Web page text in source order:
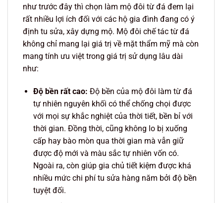
như trước đây thì chọn làm mộ đôi từ đá đem lại
rất nhiều lợi ích đối với các hộ gia đình đang có ý
định tu sửa, xây dựng mộ. Mộ đôi chế tác từ đá
không chỉ mang lại giá trị về mặt thẩm mỹ mà còn
mang tính ưu việt trong giá trị sử dụng lâu dài
như:
Độ bền rất cao: Độ bền của mộ đôi làm từ đá
tự nhiên nguyên khối có thể chống chọi được
với mọi sự khắc nghiệt của thời tiết, bền bỉ với
thời gian. Đồng thời, cũng không lo bị xuống
cấp hay bào mòn qua thời gian mà vẫn giữ
được độ mới và màu sắc tự nhiên vốn có.
Ngoài ra, còn giúp gia chủ tiết kiệm được khá
nhiều mức chi phí tu sửa hàng năm bởi độ bền
tuyệt đối.